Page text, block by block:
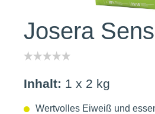
Josera
Inhalt: 1 x 2 kg
Wertvolles Eiweiß und